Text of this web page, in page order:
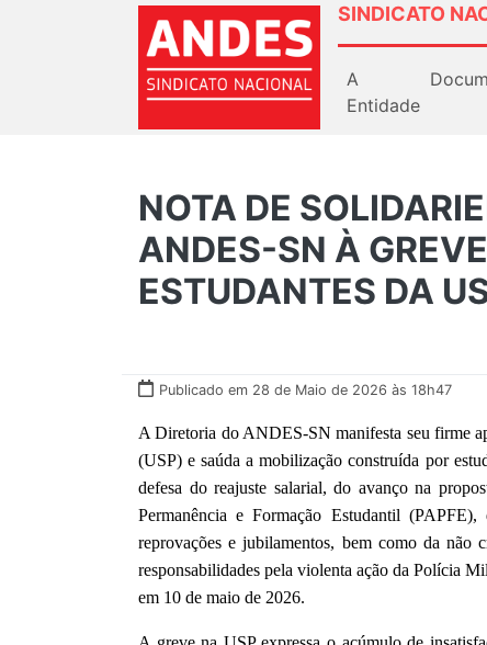
SINDICATO
A
Entidade
NOTA DE
ANDES-SN À
ESTUDANTES DA
Publicado em 28 de Maio de 2026 às 18h47
A Diretoria do ANDES-SN manifesta seu firme
(USP) e saúda a mobilização construída por
defesa do reajuste salarial, do avanço na
Permanência e Formação Estudantil
reprovações e jubilamentos, bem como da não
responsabilidades pela violenta ação da Polícia
em 10 de maio de 2026.